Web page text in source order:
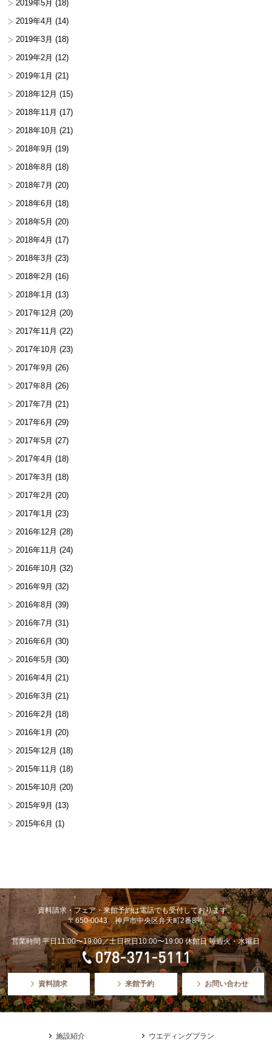
2019年5月 (18)
2019年4月 (14)
2019年3月 (18)
2019年2月 (12)
2019年1月 (21)
2018年12月 (15)
2018年11月 (17)
2018年10月 (21)
2018年9月 (19)
2018年8月 (18)
2018年7月 (20)
2018年6月 (18)
2018年5月 (20)
2018年4月 (17)
2018年3月 (23)
2018年2月 (16)
2018年1月 (13)
2017年12月 (20)
2017年11月 (22)
2017年10月 (23)
2017年9月 (26)
2017年8月 (26)
2017年7月 (21)
2017年6月 (29)
2017年5月 (27)
2017年4月 (18)
2017年3月 (18)
2017年2月 (20)
2017年1月 (23)
2016年12月 (28)
2016年11月 (24)
2016年10月 (32)
2016年9月 (32)
2016年8月 (39)
2016年7月 (31)
2016年6月 (30)
2016年5月 (30)
2016年4月 (21)
2016年3月 (21)
2016年2月 (18)
2016年1月 (20)
2015年12月 (18)
2015年11月 (18)
2015年10月 (20)
2015年9月 (13)
2015年6月 (1)
資料請求・フェア・来館予約は電話でも受付しております。
〒650-0043 神戸市中央区弁天町2番8号
営業時間 平日11:00〜19:00／土日祝日10:00〜19:00 休館日 毎週火・水曜日
資料請求 来館予約 お問い合わせ
施設紹介 ウエディングプラン